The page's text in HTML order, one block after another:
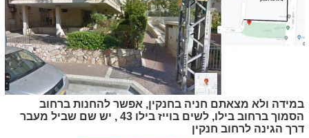
במידה ולא מצאתם חניה בחנקין, אפשר להחנות ברחוב
הסמוך ברחוב בילו, לשים בוייז בילו 43 , יש שם שביל מעבר
דרך הגינה לרחוב חנקין